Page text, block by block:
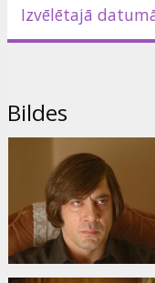
Producents: Ethan Coen,
Filma angļu valodā ar
Izvēlētajā
Bildes